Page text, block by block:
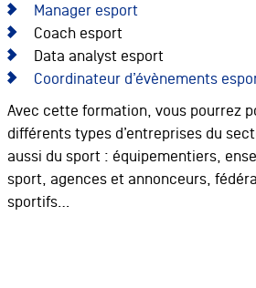
Manager esport
Coach esport
Data analyst esport
Coordinateur d’évènements
Avec cette formation, vous pourrez
différents types d’entreprises du
aussi du sport : équipementiers,
sport, agences et annonceurs,
sportifs…